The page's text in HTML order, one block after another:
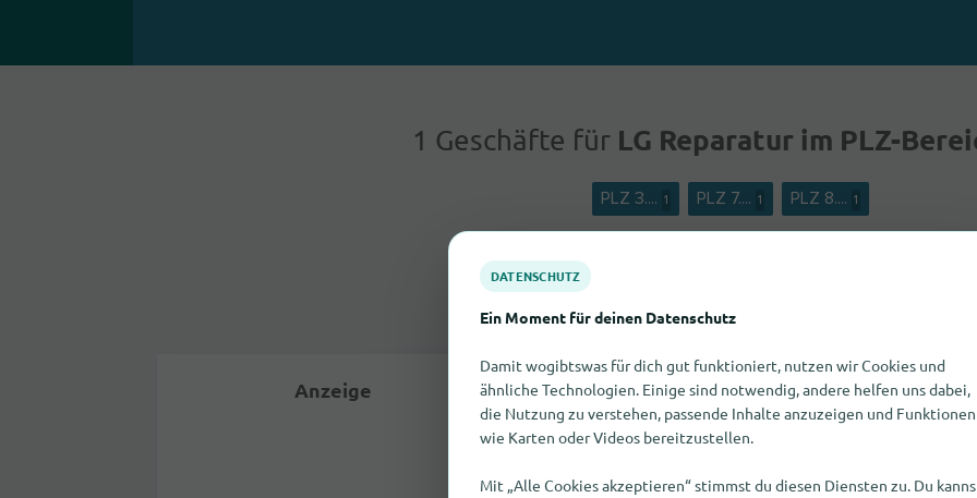
1 Geschäfte fürLG Reparatur im PLZ-
PLZ 3.... 1 PLZ 7.... 1 PLZ 8.... 1
Anzeige Cosmophone Goslar
DATENSCHUTZ
Ein Moment für deinen Datenschutz
Damit wogibtswas für dich gut funktioniert, nutzen wir Cookies und
ähnliche Technologien. Einige sind notwendig, andere helfen uns dabei,
die Nutzung zu verstehen, passende Inhalte anzuzeigen und Funktionen
wie Karten oder Videos bereitzustellen.
Mit „Alle Cookies akzeptieren“ stimmst du diesen Diensten zu. Du